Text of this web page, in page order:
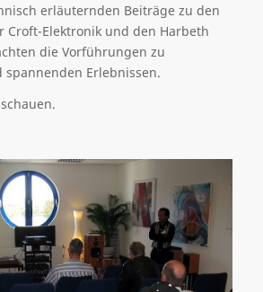
erläuternden Beiträge zu den
Croft-Elektronik und den Harbeth
die Vorführungen zu
Erlebnissen.